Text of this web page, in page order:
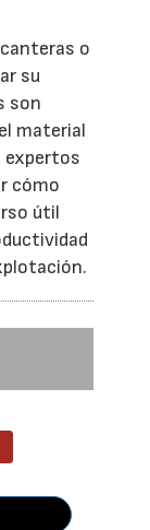
o
su
son
material
expertos
cómo
útil